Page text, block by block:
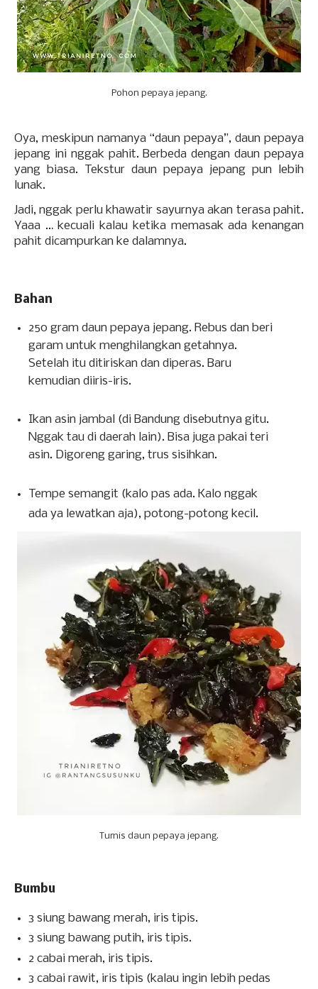
Pohon pepaya jepang.
Oya, meskipun namanya “daun pepaya”, daun pepaya
jepang ini nggak pahit. Berbeda dengan daun pepaya
yang biasa. Tekstur daun pepaya jepang pun lebih
lunak.
Jadi, nggak perlu khawatir sayurnya akan terasa pahit.
Yaaa … kecuali kalau ketika memasak ada kenangan
pahit dicampurkan ke dalamnya.
Bahan
250 gram daun pepaya jepang. Rebus dan beri
garam untuk menghilangkan getahnya.
Setelah itu ditiriskan dan diperas. Baru
kemudian diiris-iris.
Ikan asin jambal (di Bandung disebutnya gitu.
Nggak tau di daerah lain). Bisa juga pakai teri
asin. Digoreng garing, trus sisihkan.
Tempe semangit (kalo pas ada. Kalo nggak
ada ya lewatkan aja), potong-potong kecil.
Tumis daun pepaya jepang.
Bumbu
3 siung bawang merah, iris tipis.
3 siung bawang putih, iris tipis.
2 cabai merah, iris tipis.
3 cabai rawit, iris tipis (kalau ingin lebih pedas